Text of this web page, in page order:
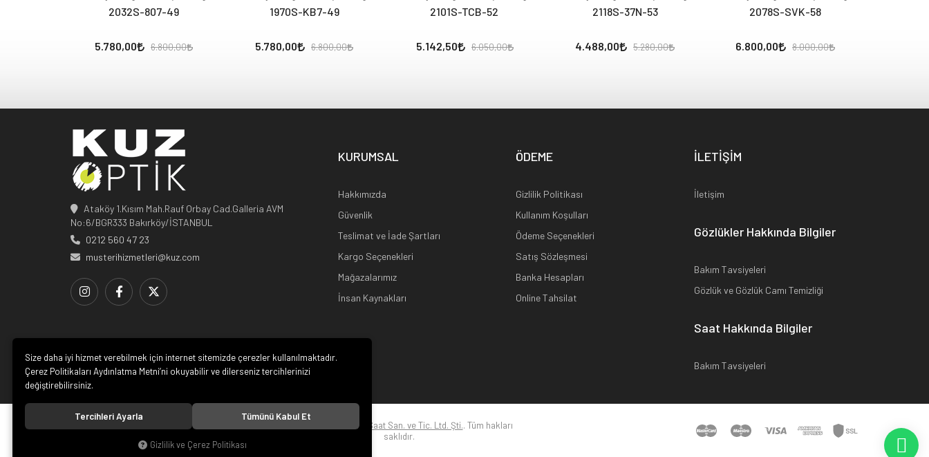
2032S-807-49
5.780,00 6.800,00
1970S-KB7-49
5.780,00 6.800,00
2101S-TCB-52
5.142,50 6.050,00
2118S-37N-53
4.488,00 5.280,00
2078S-SVK-58
6.800,00 8.000,00
Ataköy 1.Kısım Mah.Rauf Orbay Cad.Galleria AVM
No:6/BGR333 Bakırköy/İSTANBUL
0212 560 47 23
musterihizmetleri@kuz.com
KURUMSAL
Hakkımızda
Güvenlik
Teslimat ve İade Şartları
Kargo Seçenekleri
Mağazalarımız
İnsan Kaynakları
ÖDEME
Gizlilik Politikası
Kullanım Koşulları
Ödeme Seçenekleri
Satış Sözleşmesi
Banka Hesapları
Online Tahsilat
İLETİŞİM
İletişim
Gözlükler Hakkında Bilgiler
Bakım Tavsiyeleri
Gözlük ve Gözlük Camı Temizliği
Saat Hakkında Bilgiler
Bakım Tavsiyeleri
Kuz Optik ve Saat San. ve Tic. Ltd. Şti.. Tüm hakları
saklıdır.
Size daha iyi hizmet verebilmek için internet sitemizde çerezler kullanılmaktadır.
Çerez Politikaları Aydınlatma Metni’ni okuyabilir ve dilerseniz tercihlerinizi
değiştirebilirsiniz.
Tercihleri Ayarla Tümünü Kabul Et
Gizlilik ve Çerez Politikası